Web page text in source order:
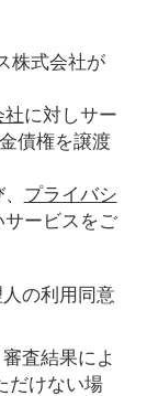
株式会社が
社に対しサー
債権を譲渡
プライバシ
サービスをご
の利用同意
査結果によ
だけない場